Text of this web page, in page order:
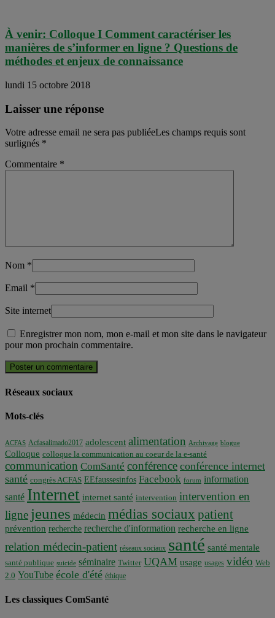
À venir: Colloque I Comment caractériser les
manières de s’informer en ligne ? Questions de
méthodes et enjeux de connaissance
lundi 15 octobre 2018
Laisser une réponse
Votre adresse email ne sera pas publiéeLes champs requis sont
surlignés *
Commentaire *
Nom *
Email *
Site internet
Enregistrer mon nom, mon e-mail et mon site dans le navigateur
pour mon prochain commentaire.
Réseaux sociaux
Mots-clés
ACFAS Acfasalimado2017 adolescent alimentation Archivage blogue
Colloque colloque la communication au coeur de la e-santé
communication ComSanté conférence conférence internet
santé congrès ACFAS EEfaussesinfos Facebook forum information
santé Internet internet santé intervention intervention en
ligne jeunes médecin médias sociaux patient
prévention recherche recherche d'information recherche en ligne
relation médecin-patient réseaux sociaux santé santé mentale
santé publique suicide séminaire Twitter UQAM usage usages vidéo Web
2.0 YouTube école d'été éthique
Les classiques ComSanté